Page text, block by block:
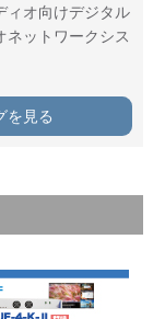
ィオ向けデジタル
ネットワークシス
を見る